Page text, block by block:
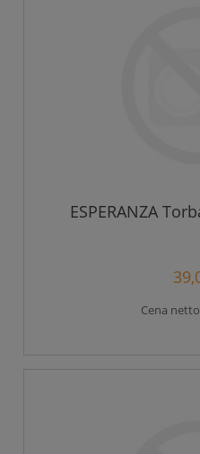
ESPERANZA
Cena